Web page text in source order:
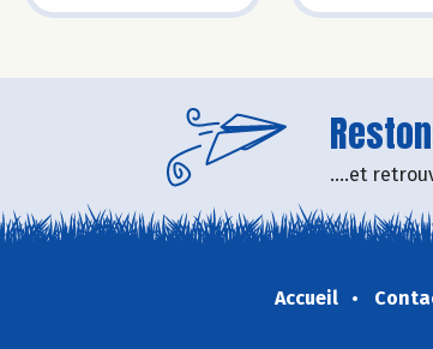
....et
Accueil